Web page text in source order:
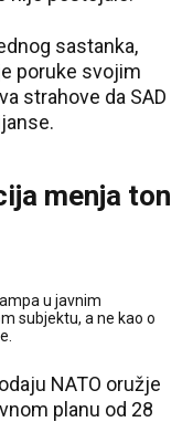
sastanka,
poruke svojim
strahove da SAD
menja ton
u javnim
subjektu, a ne kao o
NATO oružje
planu od 28